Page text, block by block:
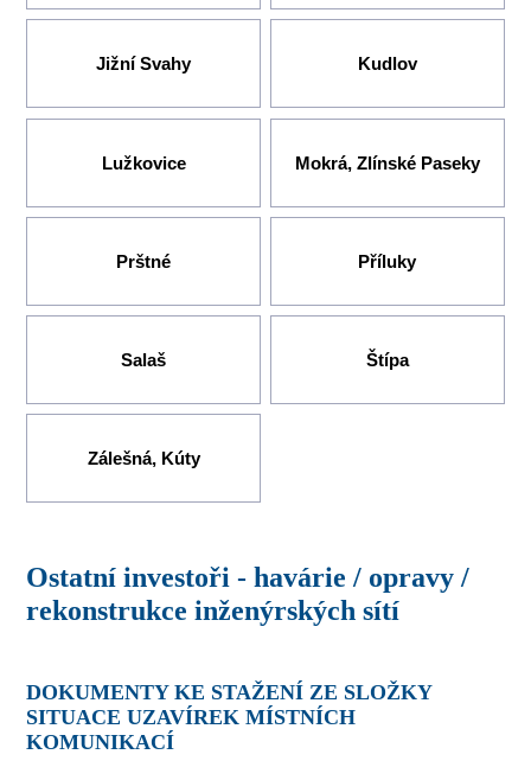
Jižní Svahy Kudlov
Lužkovice Mokrá, Zlínské Paseky
Prštné Příluky
Salaš Štípa
Zálešná, Kúty
Ostatní investoři - havárie / opravy /
rekonstrukce inženýrských sítí
DOKUMENTY KE STAŽENÍ ZE SLOŽKY
SITUACE UZAVÍREK MÍSTNÍCH
KOMUNIKACÍ